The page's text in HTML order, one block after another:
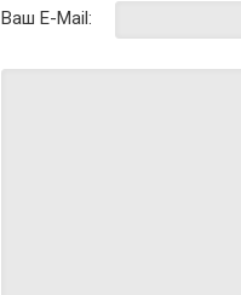
Ваш E-Mail: